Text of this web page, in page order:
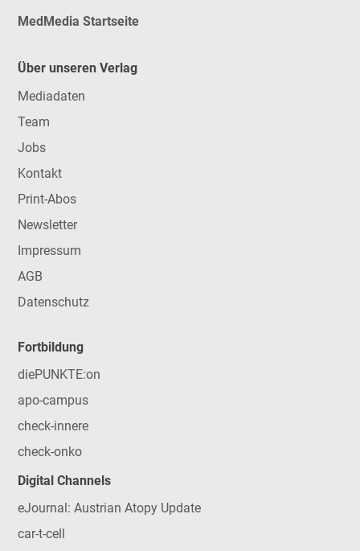
MedMedia Startseite
Über unseren Verlag
Mediadaten
Team
Jobs
Kontakt
Print-Abos
Newsletter
Impressum
AGB
Datenschutz
Fortbildung
diePUNKTE:on
apo-campus
check-innere
check-onko
Digital Channels
eJournal: Austrian Atopy Update
car-t-cell